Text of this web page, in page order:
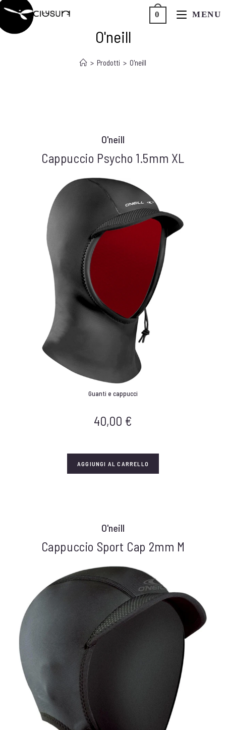
0 MENU
O'neill
> Prodotti > O'neill
O'neill
Cappuccio Psycho 1.5mm XL
Guanti e cappucci
40,00 €
AGGIUNGI AL CARRELLO
O'neill
Cappuccio Sport Cap 2mm M